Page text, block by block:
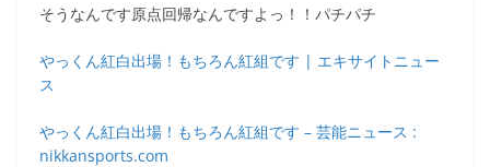
そうなんです原点回帰なんですよっ！！パチパチ
やっくん紅白出場！もちろん紅組です | エキサイトニュー
ス
やっくん紅白出場！もちろん紅組です – 芸能ニュース :
nikkansports.com